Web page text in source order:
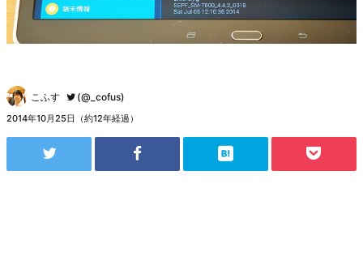
こふす (@_cofus)
2014年10月25日（約12年経過）